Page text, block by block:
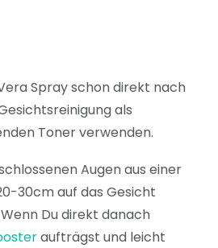
Spray schon direkt nach
als
Toner verwenden.
Augen aus einer
30cm auf das Gesicht
Du direkt danach
aufträgst und leicht